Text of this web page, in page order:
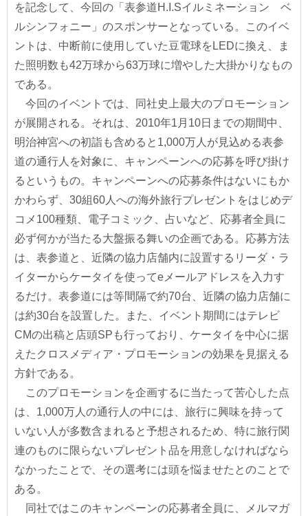
を記念して、今回の「表参道H.I.Sイルミネーション ベ
ルシンフォニー」のスポンサーとなっている。このイベ
ントは、中断前に使用していた豆電球をLEDに換え、ま
た照明数も42万球から63万球に増やした大掛かりなもの
である。
今回のイベントでは、同社史上最大のプロモーション
が展開される。それは、2010年1月10日までの期間中、
明治神宮への初詣も含めると1,000万人が見込める表参
道の通行人を対象に、キャンペーンへの応募を呼び掛け
るというもの。キャンペーンへの応募条件はないにもか
かわらず、30組60人への海外旅行プレゼントをはじめデ
コメ100種類、電子コミック、占いなど、応募者全員に
必ず何かが当たる大盤振る舞いの企画である。応募方法
は、表参道と、近隣の協力店舗内に設置するリーダ・ラ
イターからケータイを使ってeメールアドレスを入力す
るだけ。表参道には等間隔で約70台、近隣の協力店舗に
は約30台を設置した。また、イベント期間にはテレビ
CMの出稿と店頭SPも行っており、ケータイを中心に据
えたクロスメディア・プロモーションの効果を見据える
方針である。
このプロモーションを企画するに当たって苦心した点
は、1,000万人の通行人の中には、旅行に興味を持って
いない人が多数含まれると予想されるため、特に旅行関
連のものに限らないプレゼント品を用意しなければなら
なかったことで、その選考には頭を悩ませたとのことで
ある。
同社ではこのキャンペーンの応募者全員に、メルマガ